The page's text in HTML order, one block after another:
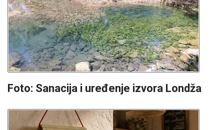
Foto: Sanacija i uređenje izvora Londža